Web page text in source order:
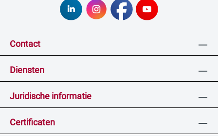
Contact
Diensten
Juridische informatie
Certificaten